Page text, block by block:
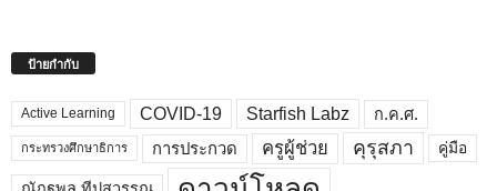
ป้ายกำกับ
Active Learning COVID-19 Starfish Labz ก.ค.ศ.
กระทรวงศึกษาธิการ การประกวด ครูผู้ช่วย คุรุสภา คู่มือ